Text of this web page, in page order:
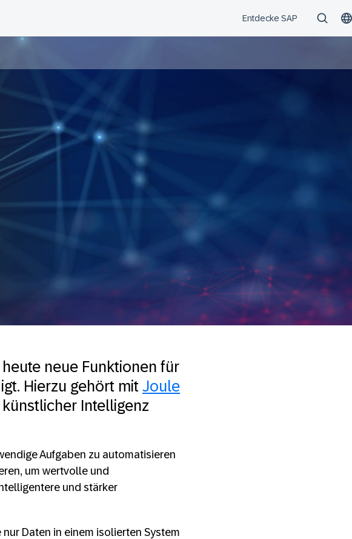
heute neue Funktionen für
Hierzu gehört mit Joule
Intelligenz
Aufgaben zu automatisieren
um wertvolle und
und stärker
Daten in einem isolierten System